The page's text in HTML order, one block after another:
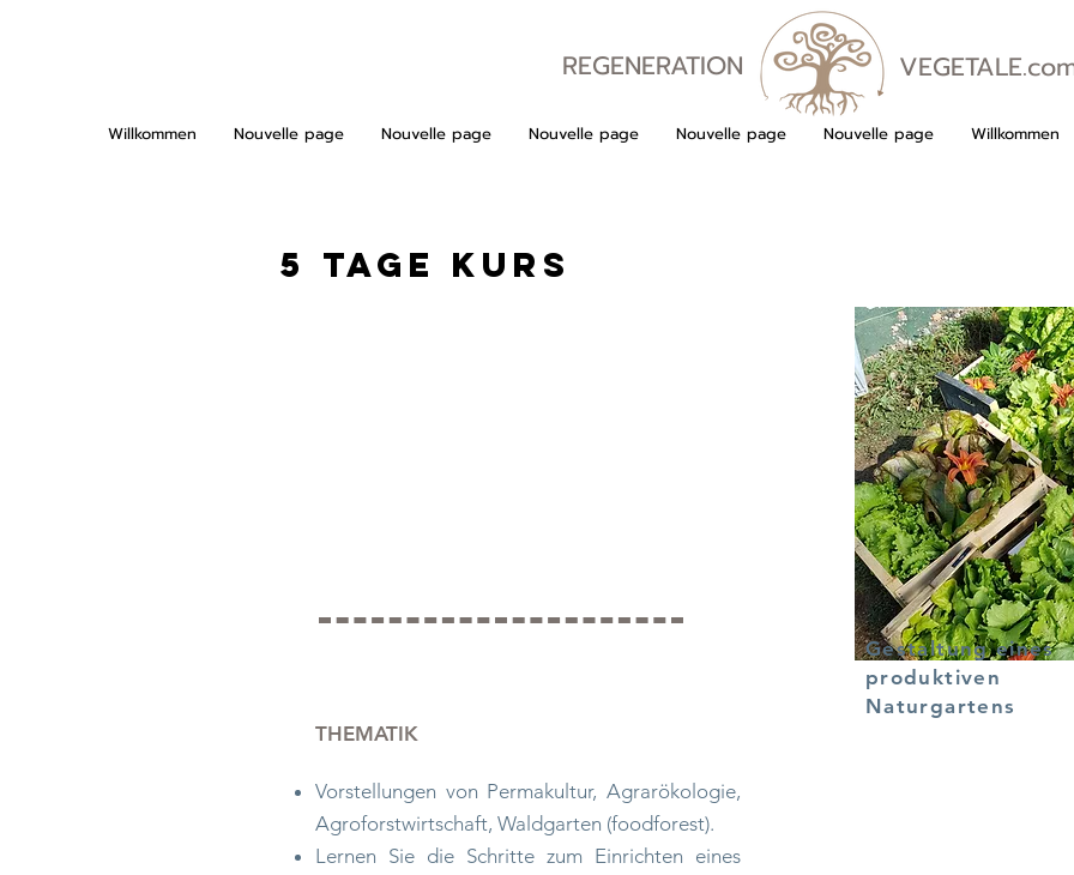
REGENERATION
Willkommen Nouvelle page Nouvelle page Nouvelle page Nouvelle page Nouvelle page Willkommen
5 TAGE Kurs
THEMATIK
Vorstellungen von Permakultur, Agrarökologie,
Agroforstwirtschaft, Waldgarten (foodforest).
Lernen Sie die Schritte zum Einrichten eines
Gestaltung eines
produktiven
Naturgartens